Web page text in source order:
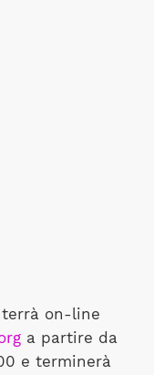
on-line
a partire da
e terminerà